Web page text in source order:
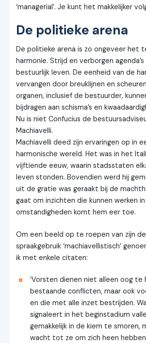
‘managerial’. Je kunt het makkelijker
De politieke arena
De politieke arena is zo ongeveer het
harmonie. Strijd en verborgen
bestuurlijk leven. De eenheid van de
vervangen door breuklijnen en
organen, inclusief de bestuurder,
bijdragen aan schisma’s en
Nu is niet Confucius de
Machiavelli.
Machiavelli deed zijn ervaringen op in
harmonische wereld. Het was in het
vijftiende eeuw, waarin stadsstaten
leven stonden. Bovendien werd hij
uit de gratie was geraakt bij de
gaat om inzichten die kunnen werken
omstandigheden komt hem eer toe.
Om een beeld op te roepen van zijn
spraakgebruik ‘machiavellistisch’
ik met enkele citaten:
‘Vorsten dienen niet alleen oog te
bestaande conflicten, maar ook
en die met alle inzet bestrijden.
signaleert in het beginstadium
gemakkelijk in de kiem te smoren,
wacht tot ze om zich heen